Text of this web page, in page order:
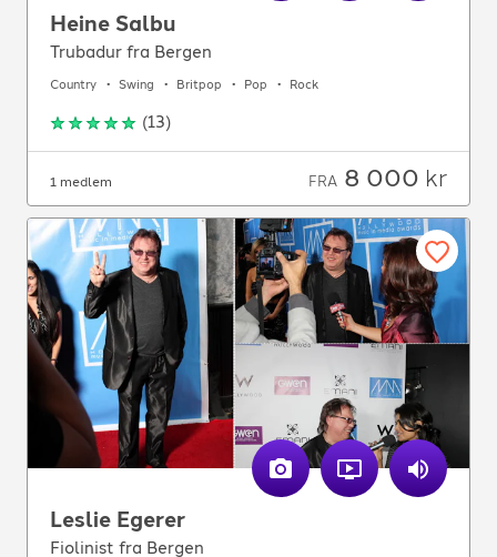
Heine Salbu
Trubadur fra Bergen
Country Swing Britpop Pop Rock
(13)
1 medlem FRA 8 000 kr
Leslie Egerer
Fiolinist fra Bergen